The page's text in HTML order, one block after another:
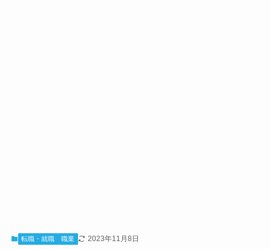
転職・就職 職業 2023年11月8日